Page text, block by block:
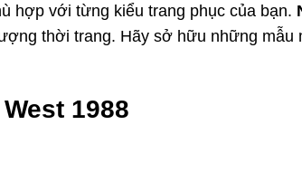
hợp với từng kiểu trang phục của bạn.
thời trang. Hãy sở hữu những mẫu
1988